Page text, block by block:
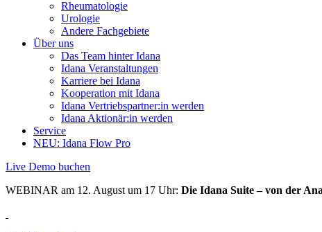
Rheumatologie
Urologie
Andere Fachgebiete
Über uns
Das Team hinter Idana
Idana Veranstaltungen
Karriere bei Idana
Kooperation mit Idana
Idana Vertriebspartner:in werden
Idana Aktionär:in werden
Service
NEU: Idana Flow Pro
Live Demo buchen
WEBINAR am 12. August um 17 Uhr: Die Idana Suite – von der